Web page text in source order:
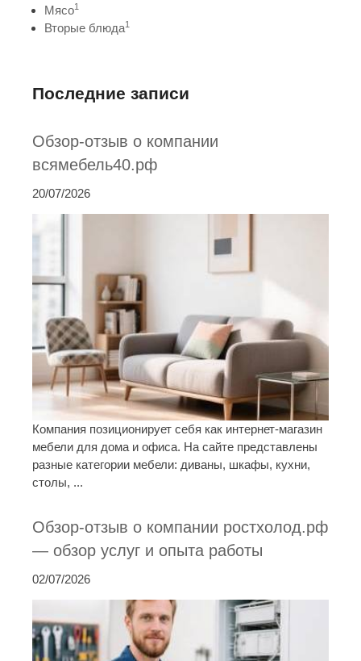
Мясо1
Вторые блюда1
Последние записи
Обзор-отзыв о компании
всямебель40.рф
20/07/2026
Компания позиционирует себя как интернет-магазин
мебели для дома и офиса. На сайте представлены
разные категории мебели: диваны, шкафы, кухни,
столы, ...
Обзор-отзыв о компании ростхолод.рф
— обзор услуг и опыта работы
02/07/2026